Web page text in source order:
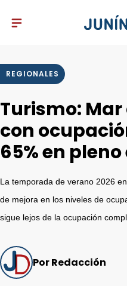
REGIONALES
Turismo:
con
65% en
La temporada de verano 2026
de mejora en los niveles de
sigue lejos de la ocupación
Por Redacción